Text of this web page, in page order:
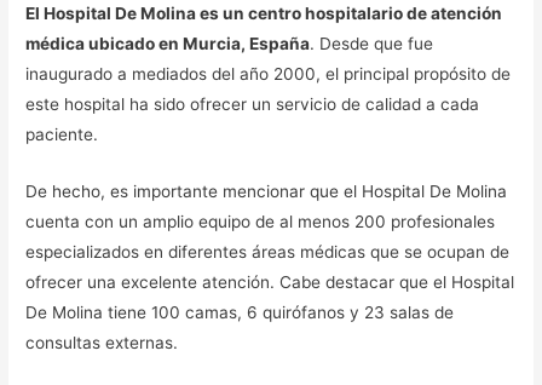
El Hospital De Molina es un centro hospitalario de atención
médica ubicado en Murcia, España. Desde que fue
inaugurado a mediados del año 2000, el principal propósito de
este hospital ha sido ofrecer un servicio de calidad a cada
paciente.
De hecho, es importante mencionar que el Hospital De Molina
cuenta con un amplio equipo de al menos 200 profesionales
especializados en diferentes áreas médicas que se ocupan de
ofrecer una excelente atención. Cabe destacar que el Hospital
De Molina tiene 100 camas, 6 quirófanos y 23 salas de
consultas externas.